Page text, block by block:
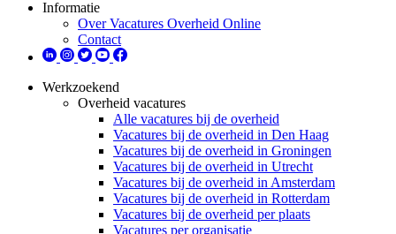
Informatie
Over Vacatures Overheid Online
Contact
Werkzoekend
Overheid vacatures
Alle vacatures bij de overheid
Vacatures bij de overheid in Den Haag
Vacatures bij de overheid in Groningen
Vacatures bij de overheid in Utrecht
Vacatures bij de overheid in Amsterdam
Vacatures bij de overheid in Rotterdam
Vacatures bij de overheid per plaats
Vacatures per organisatie